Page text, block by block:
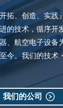
拓、创造、实践
的技术，循序开
、航空电子设备
今。我们的技术
我们的公司